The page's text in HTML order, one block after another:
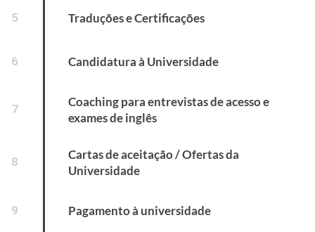
5 Traduções e Certificações
6 Candidatura à Universidade
7
Coaching para entrevistas de acesso e
exames de inglês
8
Cartas de aceitação / Ofertas da
Universidade
9 Pagamento à universidade